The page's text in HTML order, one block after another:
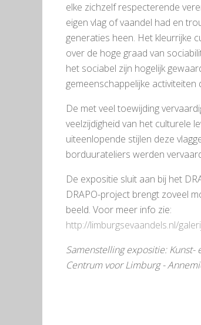
elke zichzelf respecterende
eigen vlag of vaandel had en
generaties heen. Het kleurrijke
over de hoge graad van
het sociabel zijn hogelijk
gemeenschappelijke activiteiten
De met veel toewijding
veelzijdigheid van het culturele
uiteenlopende stijlen deze
borduurateliers werden
De expositie sluit aan bij het
DRAPO-project brengt zoveel
beeld. Voor meer info zie:
http://limburgsevaandels.nl/
Samenstelling expositie: Kunst-
Centrum voor Limburg -